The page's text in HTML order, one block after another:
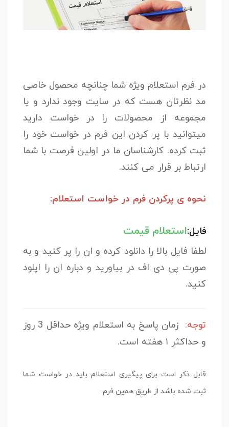
در فرم استعلام ویژه شما چنانچه محصول خاصی
مد نظرتان هست که در سایت وجود ندارد و یا
مجموعه از محصولات را در خواست دارید
میتوانید با پر کردن این فرم در خواست خود را
ثبت کرده. کارشناسان ما در اولین فرصت با شما
ارتباط بر قرار می کنند.
نحوه ی پرکردن فرم در خواست استعلام:
فایل:استعلام قیمت
لطفا فایل بالا را دانلود کرده و ان را پر کنید و به
صورت پی دی اف در بیاورید و دباره ان را اپلود
کنید.
توجه:
زمان پاسخ به استعلام ویژه حداقل 3 روز
و حداکثر ۱ هفته است.
قابل ذکر است برای پیگیری استعلام باید در خواست شما
ثبت شده باشد از طریق همین فرم.